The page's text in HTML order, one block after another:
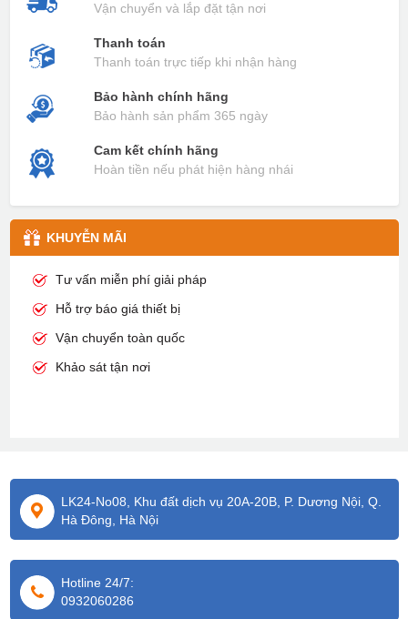
Vận chuyển và lắp đặt tận nơi
Thanh toán
Thanh toán trực tiếp khi nhận hàng
Bảo hành chính hãng
Bảo hành sản phẩm 365 ngày
Cam kết chính hãng
Hoàn tiền nếu phát hiện hàng nhái
KHUYỄN MÃI
Tư vấn miễn phí giải pháp
Hỗ trợ báo giá thiết bị
Vận chuyển toàn quốc
Khảo sát tận nơi
LK24-No08, Khu đất dịch vụ 20A-20B, P. Dương Nội, Q.
Hà Đông, Hà Nội
Hotline 24/7:
0932060286